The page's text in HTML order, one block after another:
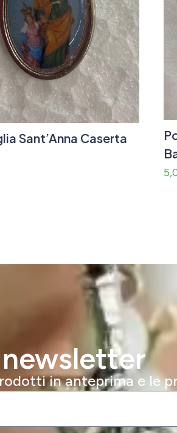
Sant’Anna Caserta
in anteprima e le